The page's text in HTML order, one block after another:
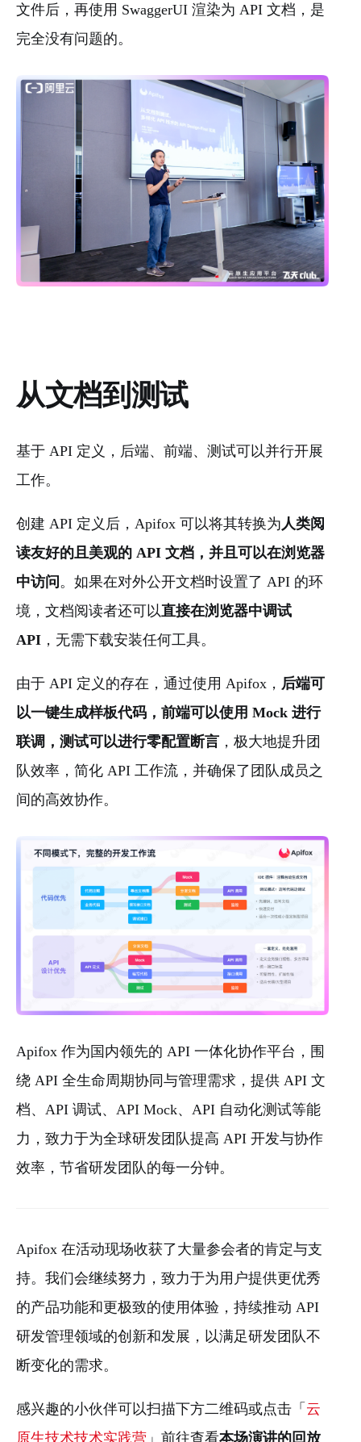
文件后，再使用 SwaggerUI 渲染为 API 文档，是
完全没有问题的。
从文档到测试
基于 API 定义，后端、前端、测试可以并⾏开展
⼯作。
创建 API 定义后，Apifox 可以将其转换为人类阅
读友好的且美观的 API 文档，并且可以在浏览器
中访问 。如果在对外公开文档时设置了 API 的环
境，文档阅读者还可以直接在浏览器中调试
API ，无需下载安装任何工具。
由于 API 定义的存在，通过使⽤ Apifox， 后端可
以⼀键⽣成样板代码，前端可以使⽤ Mock 进⾏
联调，测试可以进⾏零配置断⾔ ，极⼤地提升团
队效率，简化 API 工作流，并确保了团队成员之
间的高效协作。
Apifox 作为国内领先的 API 一体化协作平台，围
绕 API 全生命周期协同与管理需求，提供 API 文
档、API 调试、API Mock、API 自动化测试等能
力，致力于为全球研发团队提高 API 开发与协作
效率，节省研发团队的每一分钟。
Apifox 在活动现场收获了大量参会者的肯定与支
持。我们会继续努力，致力于为用户提供更优秀
的产品功能和更极致的使用体验，持续推动 API
研发管理领域的创新和发展，以满足研发团队不
断变化的需求。
感兴趣的小伙伴可以扫描下方二维码或点击「 云
原生技术技术实践营 」前往查看本场演讲的回放